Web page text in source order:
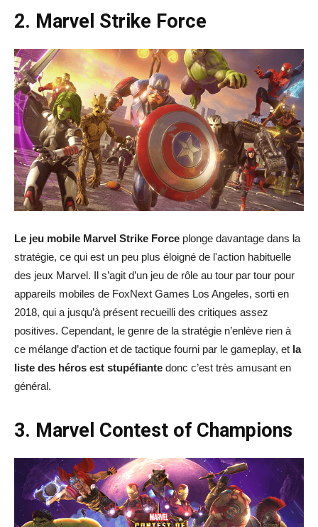
2. Marvel Strike Force
Le jeu mobile Marvel Strike Force plonge davantage dans la
stratégie, ce qui est un peu plus éloigné de l'action habituelle
des jeux Marvel. Il s’agit d’un jeu de rôle au tour par tour pour
appareils mobiles de FoxNext Games Los Angeles, sorti en
2018, qui a jusqu’à présent recueilli des critiques assez
positives. Cependant, le genre de la stratégie n’enlève rien à
ce mélange d’action et de tactique fourni par le gameplay, et la
liste des héros est stupéfiante donc c’est très amusant en
général.
3. Marvel Contest of Champions